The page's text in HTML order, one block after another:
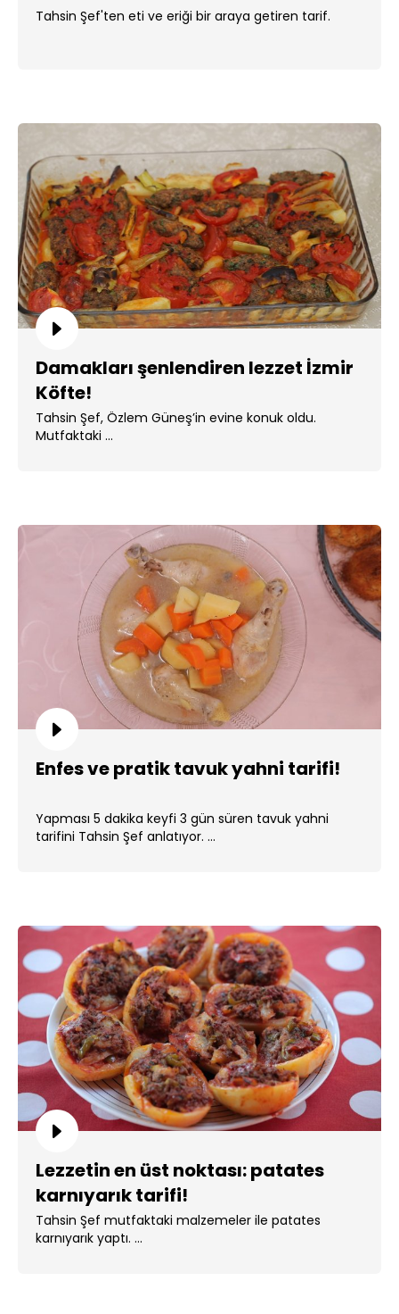
Tahsin Şef'ten eti ve eriği bir araya getiren tarif.
Damakları şenlendiren lezzet İzmir
Köfte!
Tahsin Şef, Özlem Güneş’in evine konuk oldu.
Mutfaktaki ...
Enfes ve pratik tavuk yahni tarifi!
Yapması 5 dakika keyfi 3 gün süren tavuk yahni
tarifini Tahsin Şef anlatıyor. ...
Lezzetin en üst noktası: patates
karnıyarık tarifi!
Tahsin Şef mutfaktaki malzemeler ile patates
karnıyarık yaptı. ...